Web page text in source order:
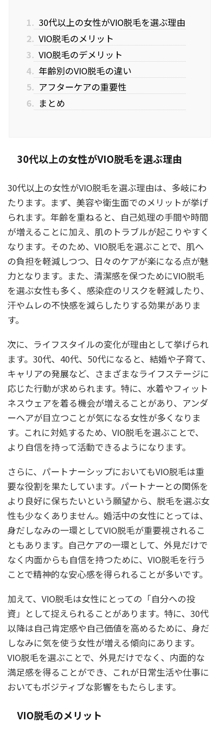
1. 30代以上の女性がVIO脱毛を選ぶ理由
2. VIO脱毛のメリット
3. VIO脱毛のデメリット
4. 年齢別のVIO脱毛の違い
5. アフターケアの重要性
6. まとめ
30代以上の女性がVIO脱毛を選ぶ理由
30代以上の女性がVIO脱毛を選ぶ理由は、多岐にわ
たります。まず、美容や衛生面でのメリットが挙げ
られます。年齢を重ねると、自己処理の手間や時間
が増えることに加え、肌のトラブルが起こりやすく
なります。そのため、VIO脱毛を選ぶことで、肌へ
の負担を軽減しつつ、日々のケアが楽になる点が魅
力となります。また、清潔感を保つためにVIO脱毛
を選ぶ女性も多く、感染症のリスクを軽減したり、
汗やムレの不快感を減らしたりする効果がありま
す。
次に、ライフスタイルの変化が理由として挙げられ
ます。30代、40代、50代になると、結婚や子育て、
キャリアの発展など、さまざまなライフステージに
応じた行動が求められます。特に、水着やフィット
ネスウェアを着る機会が増えることがあり、アンダ
ーヘアが目立つことが気になる女性が多くなりま
す。これに対処するため、VIO脱毛を選ぶことで、
より自信を持って活動できるようになります。
さらに、パートナーシップにおいてもVIO脱毛は重
要な役割を果たしています。パートナーとの関係を
より良好に保ちたいという願望から、脱毛を選ぶ女
性も少なくありません。婚活中の女性にとっては、
身だしなみの一環としてVIO脱毛が重要視されるこ
ともあります。自己ケアの一環として、外見だけで
なく内面からも自信を持つために、VIO脱毛を行う
ことで精神的な安心感を得られることが多いです。
加えて、VIO脱毛は女性にとっての「自分への投
資」として捉えられることがあります。特に、30代
以降は自己肯定感や自己価値を高めるために、身だ
しなみに気を使う女性が増える傾向にあります。
VIO脱毛を選ぶことで、外見だけでなく、内面的な
満足感を得ることができ、これが日常生活や仕事に
おいてもポジティブな影響をもたらします。
VIO脱毛のメリット